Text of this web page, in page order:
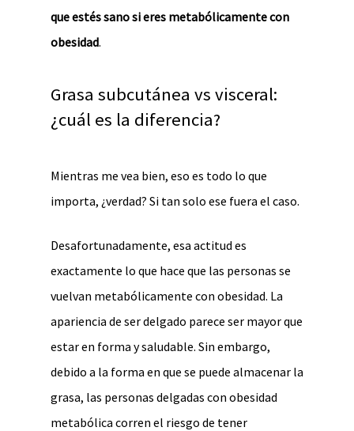
que estés sano si eres metabólicamente con
obesidad.
Grasa subcutánea vs visceral:
¿cuál es la diferencia?
Mientras me vea bien, eso es todo lo que
importa, ¿verdad? Si tan solo ese fuera el caso.
Desafortunadamente, esa actitud es
exactamente lo que hace que las personas se
vuelvan metabólicamente con obesidad. La
apariencia de ser delgado parece ser mayor que
estar en forma y saludable. Sin embargo,
debido a la forma en que se puede almacenar la
grasa, las personas delgadas con obesidad
metabólica corren el riesgo de tener